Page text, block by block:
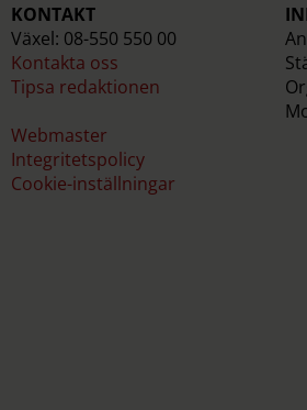
KONTAKT
Växel: 08-550 550 00
Kontakta oss
Tipsa redaktionen
Webmaster
Integritetspolicy
Cookie-inställningar